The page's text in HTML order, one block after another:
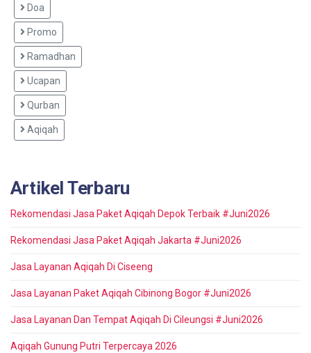
Doa
Promo
Ramadhan
Ucapan
Qurban
Aqiqah
Artikel Terbaru
Rekomendasi Jasa Paket Aqiqah Depok Terbaik #Juni2026
Rekomendasi Jasa Paket Aqiqah Jakarta #Juni2026
Jasa Layanan Aqiqah Di Ciseeng
Jasa Layanan Paket Aqiqah Cibinong Bogor #Juni2026
Jasa Layanan Dan Tempat Aqiqah Di Cileungsi #Juni2026
Aqiqah Gunung Putri Terpercaya 2026